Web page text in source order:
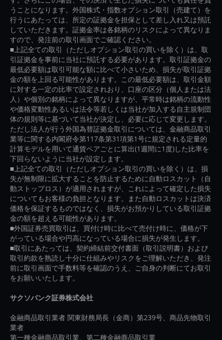
うことになります。外国株式・指数オプション取引（売建て）を
行うにあたっては、所定の証拠金を担保として差し入れ又は預託
していただきます。証拠金率は各銘柄のリスクによって異なりま
すので、発注前の取引画面でご確認ください。
■上記全ての取引（ただしオプション取引の買いを除く）は、取
引証拠金を事前に当社に預託する必要があります。取引証拠金の
最低必要額は取引可能な額に比べて小さいため、損失が取引証拠
金の額を上回る可能性があります。この最低必要額は、取引金額
に対する一定の比率で設定されおり、口座の区分（個人または法
人）や個別の銘柄によって異なりますが、平常時は銘柄の流動性
や価格変動性あるいは法令等若しくは当社が加入する自主規制団
体の規則等に基づいて当社が決定し、必要に応じて変更します。
ただし法人が行う外国為替証拠金取引については、金融商品取引
業等に関する内閣府令第117条第31項第1号に規定される定量的
計算モデルを用いて通貨ペアごとに算出(1週間に1度)した比率を
下回らないように当社が設定します。
■上記全ての取引（ただしオプション取引の買いを除く）は、損
失が無制限に拡大することを防止するために自動ロスカット（自
動ストップロス）が適用されますが、これによって確定した損失
についてもお客様の負担となります。また自動ロスカットは決済
価格を保証するものではなく、損失がお預かりしている取引証拠
金の額を超える可能性があります。
■外国証券売買取引は、買付け時に比べて売付け時に、価格が下
がっている場合や円高になっている場合に損失が発生します。
■取引にあたっては、契約締結前交付書面（取引説明書）および
取引約款を熟読し十分に仕組みやリスクをご理解いただき、発注
前に取引画面で手数料等を確認のうえ、ご自身の判断にてお取引
をお願いいたします。
サクソバンク証券株式会社
金融商品取引業者 関東財務局長（金商）第239号、商品先物取引
業者
第一種金融商品取引業、第二種金融商品取引業